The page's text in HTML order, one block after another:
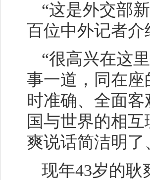
“这是外交部
百位中外记者介
“很高兴在这
事一道，同在
时准确、全面
国与世界的相
爽说话简洁明
现年43岁的耿